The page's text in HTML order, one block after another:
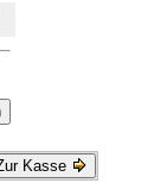
Kasse